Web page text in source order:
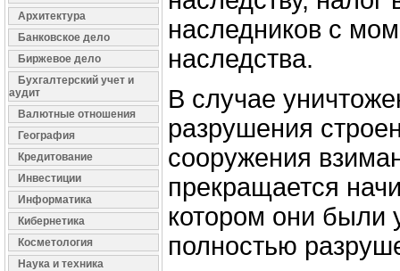
Архитектура
Банковское дело
Биржевое дело
Бухгалтерский учет и
аудит
Валютные отношения
География
Кредитование
Инвестиции
Информатика
Кибернетика
Косметология
Наука и техника
наследников с
наследства.
В случае
разрушения
сооружения
прекращается
котором они были
полностью